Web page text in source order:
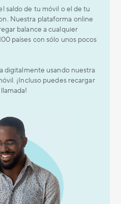
saldo de tu móvil o el de tu
Nuestra plataforma online
balance a cualquier
países con sólo unos pocos
digitalmente usando nuestra
¡Incluso puedes recargar